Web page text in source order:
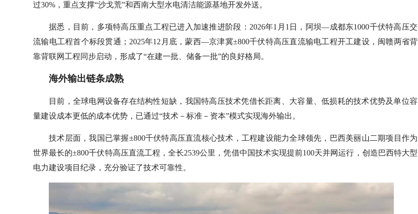
过30%，重点支撑“沙戈荒”和西南大型水电清洁能源基地开发外送。
据悉，目前，多项特高压重点工程已进入加速推进阶段：2026年1月1日，阿坝—成都东1000千伏特高压交
流输电工程首个标段贯通；2025年12月底，蒙西—京津冀±800千伏特高压直流输电工程开工建设，闽赣两省背
靠背联网工程同步启动，形成了“在建一批、储备一批”的良好格局。
海外输出链条成熟
目前，全球电网设备存在结构性短缺，我国特高压技术凭借长距离、大容量、低损耗的技术优势及单位容
量建设成本更低的成本优势，已通过“技术－标准－资本”模式实现海外输出。
技术层面，我国已掌握±800千伏特高压直流核心技术，工程建设能力全球领先，巴西美丽山二期项目作为
世界最长的±800千伏特高压直流工程，全长2539公里，凭借中国技术实现提前100天并网运行，创造巴西特大型
电力建设项目纪录，充分验证了技术可靠性。